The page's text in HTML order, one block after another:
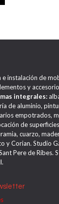
e instalación de
y
integrales:
de aluminio,
empotrados,
de
cuarzo,
y Corian. Studio
Pere de Ribes.